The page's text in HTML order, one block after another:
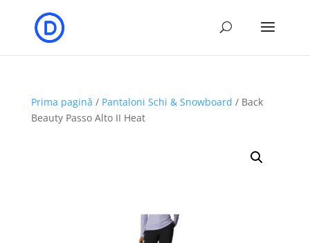
Prima pagină / Pantaloni Schi & Snowboard / Back
Beauty Passo Alto II Heat